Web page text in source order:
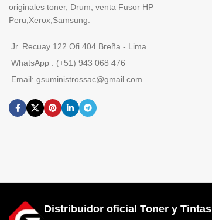
originales toner, Drum, venta Fusor HP
Peru,Xerox,Samsung.
Jr. Recuay 122 Ofi 404 Breña - Lima
WhatsApp : (+51) 943 068 476
Email: gsuministrossac@gmail.com
Distribuidor oficial Toner y Tintas